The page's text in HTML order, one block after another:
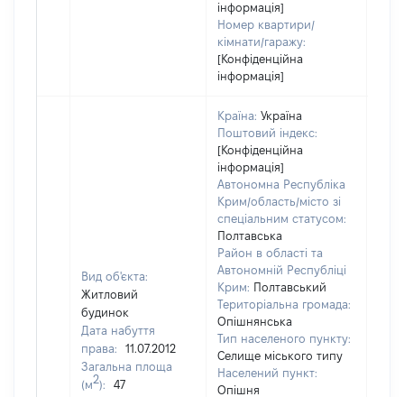
інформація]
Номер квартири/
кімнати/гаражу:
[Конфіденційна
інформація]
Вид об'єкта:
Житловий
будинок
Дата набуття
права:
11.07.2012
Загальна площа
(м2):
47
Країна: Україна
Поштовий індекс:
[Конфіденційна
інформація]
Автономна Республіка
Крим/область/місто зі
спеціальним статусом:
Полтавська
Район в області та
Автономній Республіці
Крим: Полтавський
Територіальна громада:
Опішнянська
Тип населеного пункту:
Селище міського типу
Населений пункт:
Опішня